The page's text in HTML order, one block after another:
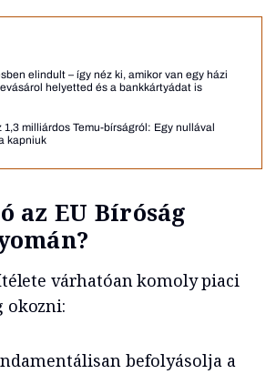
elindult – így néz ki, amikor van egy házi
helyetted és a bankkártyádat is
1,3 milliárdos Temu-bírságról: Egy nullával
kapniuk
az EU Bíróság
várhatóan komoly piaci
okozni:
befolyásolja a